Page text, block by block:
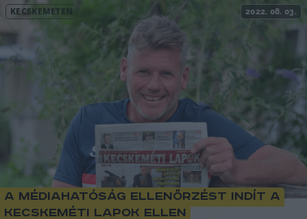
KECSKEMÉTEN 2022. 08. 03.
A médiahatóság ellenőrzést indít a
Kecskeméti Lapok ellen